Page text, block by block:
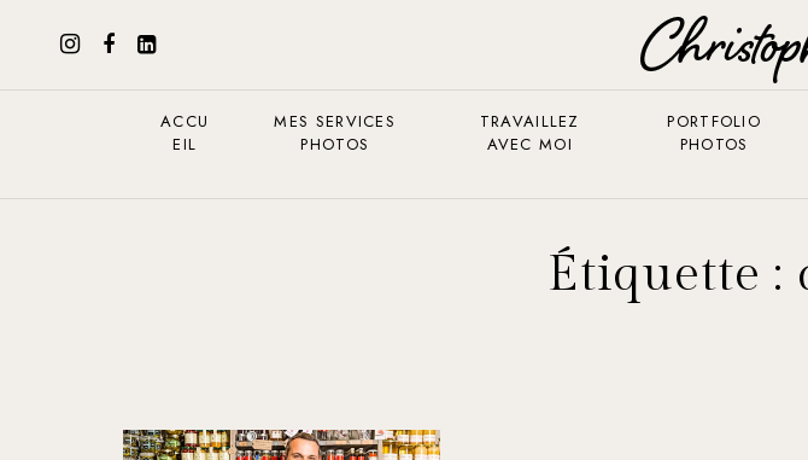
ACCU
EIL
MES SERVICES
PHOTOS
TRAVAILLEZ
AVEC MOI
PORTFOLIO
PHOTOS
Étiquette :